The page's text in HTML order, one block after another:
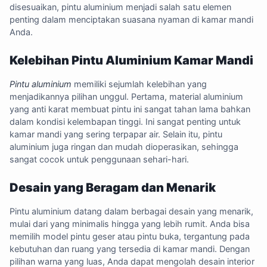
disesuaikan, pintu aluminium menjadi salah satu elemen
penting dalam menciptakan suasana nyaman di kamar mandi
Anda.
Kelebihan Pintu Aluminium Kamar Mandi
Pintu aluminium memiliki sejumlah kelebihan yang
menjadikannya pilihan unggul. Pertama, material aluminium
yang anti karat membuat pintu ini sangat tahan lama bahkan
dalam kondisi kelembapan tinggi. Ini sangat penting untuk
kamar mandi yang sering terpapar air. Selain itu, pintu
aluminium juga ringan dan mudah dioperasikan, sehingga
sangat cocok untuk penggunaan sehari-hari.
Desain yang Beragam dan Menarik
Pintu aluminium datang dalam berbagai desain yang menarik,
mulai dari yang minimalis hingga yang lebih rumit. Anda bisa
memilih model pintu geser atau pintu buka, tergantung pada
kebutuhan dan ruang yang tersedia di kamar mandi. Dengan
pilihan warna yang luas, Anda dapat mengolah desain interior